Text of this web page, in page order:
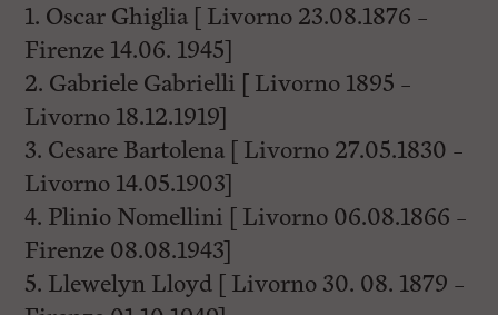
1. Oscar Ghiglia [ Livorno 23.08.1876 –
Firenze 14.06. 1945]
2. Gabriele Gabrielli [ Livorno 1895 –
Livorno 18.12.1919]
3. Cesare Bartolena [ Livorno 27.05.1830 –
Livorno 14.05.1903]
4. Plinio Nomellini [ Livorno 06.08.1866 –
Firenze 08.08.1943]
5. Llewelyn Lloyd [ Livorno 30. 08. 1879 –